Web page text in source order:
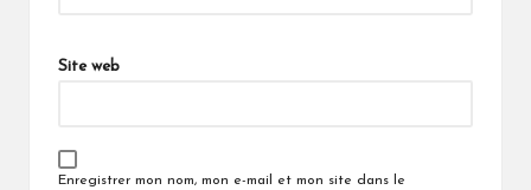
Site web
Enregistrer mon nom, mon e-mail et mon site dans le